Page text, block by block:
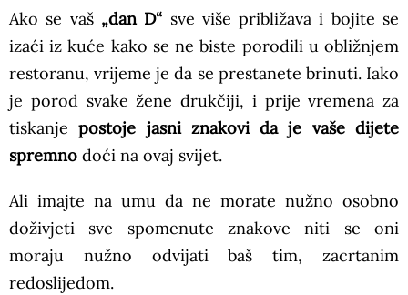
Ako se vaš „dan D“ sve više približava i bojite se
izaći iz kuće kako se ne biste porodili u obližnjem
restoranu, vrijeme je da se prestanete brinuti. Iako
je porod svake žene drukčiji, i prije vremena za
tiskanjepostoje jasni znakovi da je vaše dijete
spremno doći na ovaj svijet.
Ali imajte na umu da ne morate nužno osobno
doživjeti sve spomenute znakove niti se oni
moraju nužno odvijati baš tim, zacrtanim
redoslijedom.